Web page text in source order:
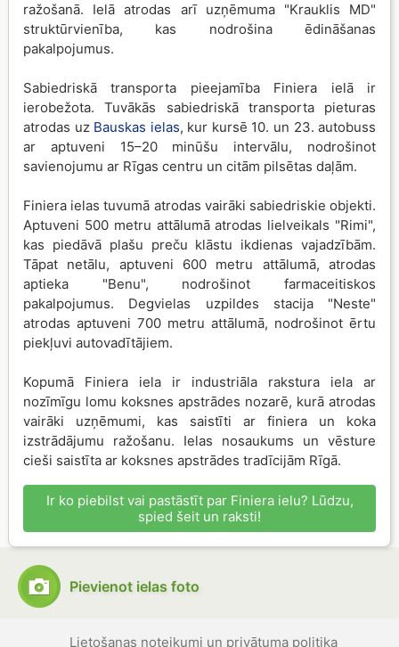
ražošanā. Ielā atrodas arī uzņēmuma "Krauklis MD"
struktūrvienība, kas nodrošina ēdināšanas
pakalpojumus.
Sabiedriskā transporta pieejamība Finiera ielā ir
ierobežota. Tuvākās sabiedriskā transporta pieturas
atrodas uz Bauskas ielas, kur kursē 10. un 23. autobuss
ar aptuveni 15–20 minūšu intervālu, nodrošinot
savienojumu ar Rīgas centru un citām pilsētas daļām.
Finiera ielas tuvumā atrodas vairāki sabiedriskie objekti.
Aptuveni 500 metru attālumā atrodas lielveikals "Rimi",
kas piedāvā plašu preču klāstu ikdienas vajadzībām.
Tāpat netālu, aptuveni 600 metru attālumā, atrodas
aptieka "Benu", nodrošinot farmaceitiskos
pakalpojumus. Degvielas uzpildes stacija "Neste"
atrodas aptuveni 700 metru attālumā, nodrošinot ērtu
piekļuvi autovadītājiem.
Kopumā Finiera iela ir industriāla rakstura iela ar
nozīmīgu lomu koksnes apstrādes nozarē, kurā atrodas
vairāki uzņēmumi, kas saistīti ar finiera un koka
izstrādājumu ražošanu. Ielas nosaukums un vēsture
cieši saistīta ar koksnes apstrādes tradīcijām Rīgā.
Ir ko piebilst vai pastāstīt par Finiera ielu? Lūdzu,
spied šeit un raksti!
Pievienot ielas foto
Lietošanas noteikumi un privātuma politika